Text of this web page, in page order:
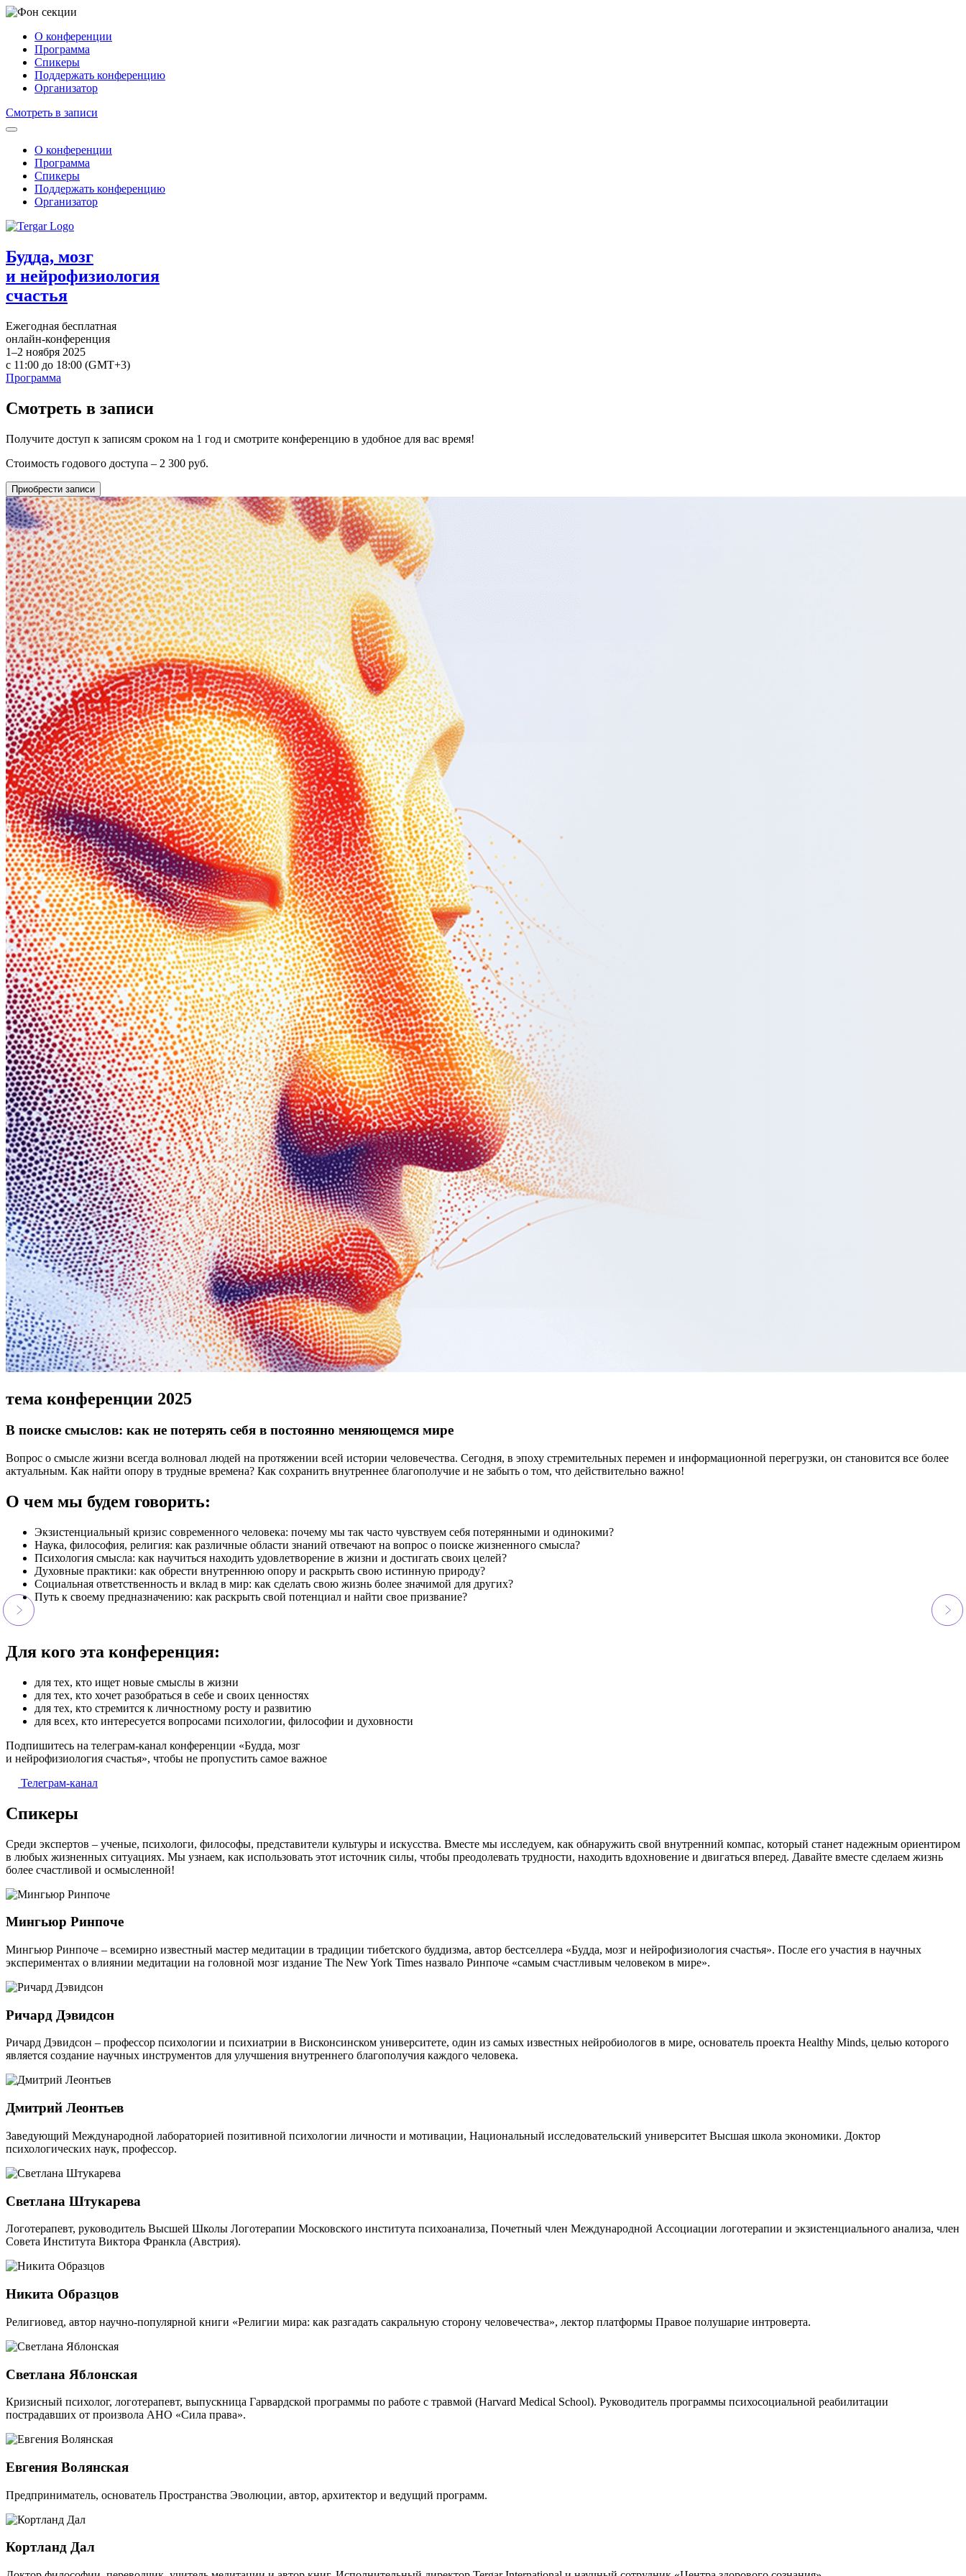
О конференции
Программа
Спикеры
Поддержать конференцию
Организатор
Смотреть в записи
О конференции
Программа
Спикеры
Поддержать конференцию
Организатор
Будда, мозг
и нейрофизиология
счастья
Ежегодная бесплатная
онлайн-конференция
1–2 ноября 2025
с 11:00 до 18:00 (GMT+3)
Программа
Смотреть в записи
Получите доступ к записям сроком на 1 год и смотрите конференцию в удобное для вас время!
Стоимость годового доступа – 2 300 руб.
Приобрести записи
тема конференции 2025
В поиске смыслов: как не потерять себя в постоянно меняющемся мире
Вопрос о смысле жизни всегда волновал людей на протяжении всей истории человечества. Сегодня, в эпоху стремительных перемен и информационной перегрузки, он становится все более
актуальным. Как найти опору в трудные времена? Как сохранить внутреннее благополучие и не забыть о том, что действительно важно!
О чем мы будем говорить:
Экзистенциальный кризис современного человека: почему мы так часто чувствуем себя потерянными и одинокими?
Наука, философия, религия: как различные области знаний отвечают на вопрос о поиске жизненного смысла?
Психология смысла: как научиться находить удовлетворение в жизни и достигать своих целей?
Духовные практики: как обрести внутреннюю опору и раскрыть свою истинную природу?
Социальная ответственность и вклад в мир: как сделать свою жизнь более значимой для других?
Путь к своему предназначению: как раскрыть свой потенциал и найти свое призвание?
Для кого эта конференция:
для тех, кто ищет новые смыслы в жизни
для тех, кто хочет разобраться в себе и своих ценностях
для тех, кто стремится к личностному росту и развитию
для всех, кто интересуется вопросами психологии, философии и духовности
Подпишитесь на телеграм-канал конференции «Будда, мозг
и нейрофизиология счастья», чтобы не пропустить самое важное
Телеграм-канал
Спикеры
Среди экспертов – ученые, психологи, философы, представители культуры и искусства. Вместе мы исследуем, как обнаружить свой внутренний компас, который станет надежным ориентиром
в любых жизненных ситуациях. Мы узнаем, как использовать этот источник силы, чтобы преодолевать трудности, находить вдохновение и двигаться вперед. Давайте вместе сделаем жизнь
более счастливой и осмысленной!
Мингьюр Ринпоче
Мингьюр Ринпоче – всемирно известный мастер медитации в традиции тибетского буддизма, автор бестселлера «Будда, мозг и нейрофизиология счастья». После его участия в научных
экспериментах о влиянии медитации на головной мозг издание The New York Times назвало Ринпоче «самым счастливым человеком в мире».
Ричард Дэвидсон
Ричард Дэвидсон – профессор психологии и психиатрии в Висконсинском университете, один из самых известных нейробиологов в мире, основатель проекта Healthy Minds, целью которого
является создание научных инструментов для улучшения внутреннего благополучия каждого человека.
Дмитрий Леонтьев
Заведующий Международной лабораторией позитивной психологии личности и мотивации, Национальный исследовательский университет Высшая школа экономики. Доктор
психологических наук, профессор.
Светлана Штукарева
Логотерапевт, руководитель Высшей Школы Логотерапии Московского института психоанализа, Почетный член Международной Ассоциации логотерапии и экзистенциального анализа, член
Совета Института Виктора Франкла (Австрия).
Никита Образцов
Религиовед, автор научно-популярной книги «Религии мира: как разгадать сакральную сторону человечества», лектор платформы Правое полушарие интроверта.
Светлана Яблонская
Кризисный психолог, логотерапевт, выпускница Гарвардской программы по работе с травмой (Harvard Medical School). Руководитель программы психосоциальной реабилитации
пострадавших от произвола АНО «Сила права».
Евгения Волянская
Предприниматель, основатель Пространства Эволюции, автор, архитектор и ведущий программ.
Кортланд Дал